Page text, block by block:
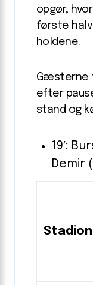
opgør,
første
holdene.
Gæsterne
efter
stand og
19′:
Demir
Stadion